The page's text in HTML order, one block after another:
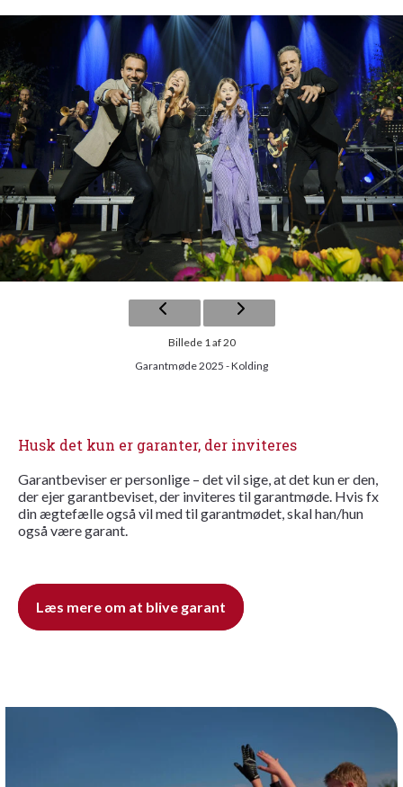
Billede 1 af 20
Garantmøde 2025 - Kolding
Husk det kun er garanter, der inviteres
Garantbeviser er personlige – det vil sige, at det kun er den,
der ejer garantbeviset, der inviteres til garantmøde. Hvis fx
din ægtefælle også vil med til garantmødet, skal han/hun
også være garant.
Læs mere om at blive garant